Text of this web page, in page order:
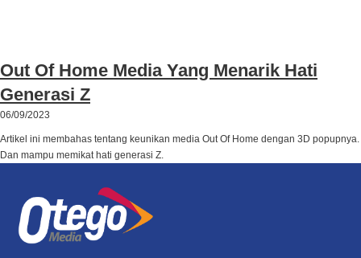
Out Of Home Media Yang Menarik Hati
Generasi Z
06/09/2023
Artikel ini membahas tentang keunikan media Out Of Home dengan 3D popupnya.
Dan mampu memikat hati generasi Z.